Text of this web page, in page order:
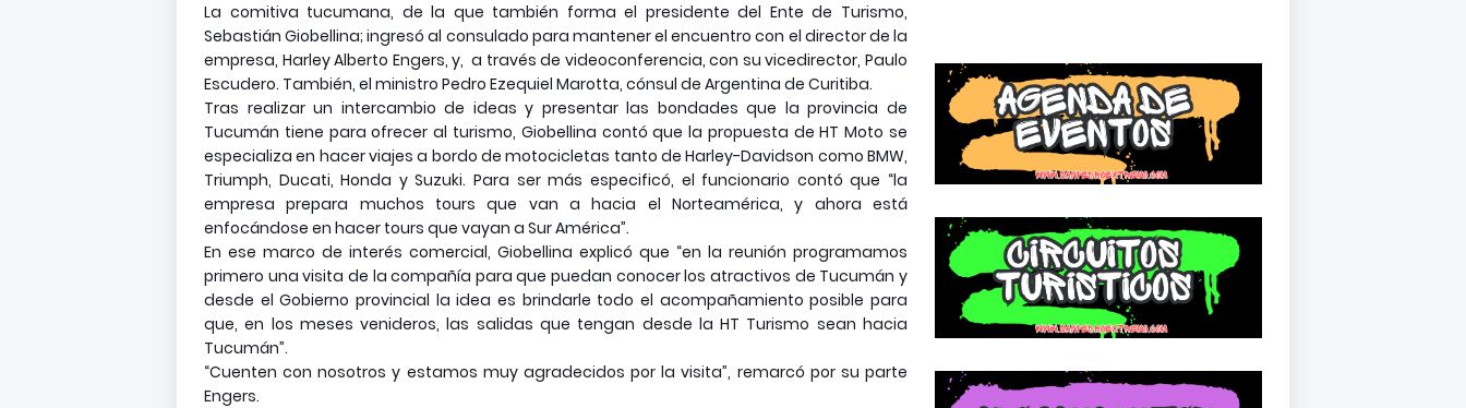
La comitiva tucumana, de la que también forma el presidente del Ente de Turismo,
Sebastián Giobellina; ingresó al consulado para mantener el encuentro con el director de la
empresa, Harley Alberto Engers, y, a través de videoconferencia, con su vicedirector, Paulo
Escudero. También, el ministro Pedro Ezequiel Marotta, cónsul de Argentina de Curitiba.
Tras realizar un intercambio de ideas y presentar las bondades que la provincia de
Tucumán tiene para ofrecer al turismo, Giobellina contó que la propuesta de HT Moto se
especializa en hacer viajes a bordo de motocicletas tanto de Harley-Davidson como BMW,
Triumph, Ducati, Honda y Suzuki. Para ser más especificó, el funcionario contó que “la
empresa prepara muchos tours que van a hacia el Norteamérica, y ahora está
enfocándose en hacer tours que vayan a Sur América”.
En ese marco de interés comercial, Giobellina explicó que “en la reunión programamos
primero una visita de la compañía para que puedan conocer los atractivos de Tucumán y
desde el Gobierno provincial la idea es brindarle todo el acompañamiento posible para
que, en los meses venideros, las salidas que tengan desde la HT Turismo sean hacia
Tucumán”.
“Cuenten con nosotros y estamos muy agradecidos por la visita”, remarcó por su parte
Engers.